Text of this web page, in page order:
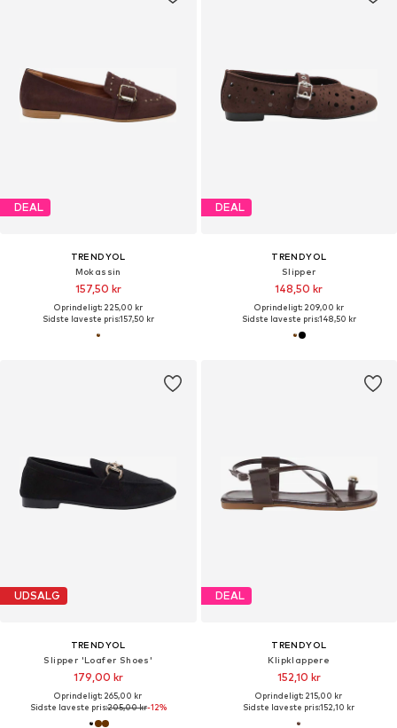
DEAL
TRENDYOL
Mokassin
157,50 kr
Oprindeligt: 225,00 kr
Sidste laveste pris:157,50 kr
DEAL
TRENDYOL
Slipper
148,50 kr
Oprindeligt: 209,00 kr
Sidste laveste pris:148,50 kr
UDSALG
TRENDYOL
Slipper 'Loafer Shoes'
179,00 kr
Oprindeligt: 265,00 kr
Sidste laveste pris:205,00 kr-12%
DEAL
TRENDYOL
Klipklappere
152,10 kr
Oprindeligt: 215,00 kr
Sidste laveste pris:152,10 kr